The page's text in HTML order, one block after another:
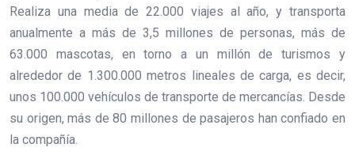
Realiza una media de 22.000 viajes al año, y transporta
anualmente a más de 3,5 millones de personas, más de
63.000 mascotas, en torno a un millón de turismos y
alrededor de 1.300.000 metros lineales de carga, es decir,
unos 100.000 vehículos de transporte de mercancías. Desde
su origen, más de 80 millones de pasajeros han confiado en
la compañía.